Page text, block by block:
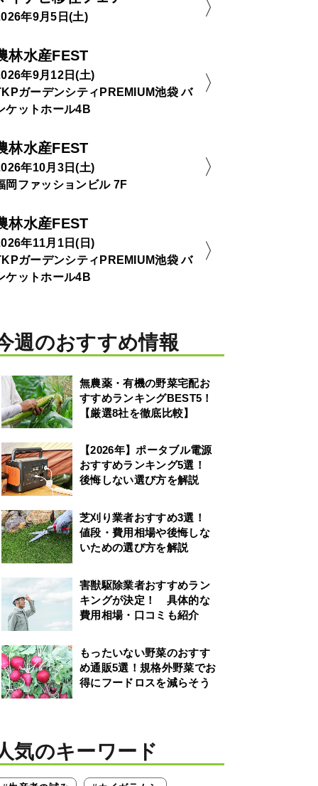
年9月5日(土)
林水産FEST
年9月12日(土)
ガーデンシティPREMIUM池袋 バ
ケットホール4B
林水産FEST
年10月3日(土)
岡ファッションビル 7F
林水産FEST
年11月1日(日)
ガーデンシティPREMIUM池袋 バ
ケットホール4B
週のおすすめ情報
無農薬・有機の野菜宅配お
すすめランキングBEST5！
【厳選8社を徹底比較】
【2026年】ポータブル電源
おすすめランキング5選！
後悔しない選び方を解説
芝刈り業者おすすめ3選！
値段・費用相場や後悔しな
いための選び方を解説
害獣駆除業者おすすめラン
キングが決定！ 具体的な
費用相場・口コミも紹介
もったいない野菜のおすす
め通販5選！規格外野菜でお
得にフードロスを減らそう
気のキーワード